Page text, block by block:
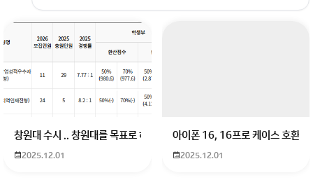
회원가입 혹은 광고 [X]를 누르면 내용이 보입니다
창원대 수시 .. 창원대를 목표로 하고 있는 09년생입니다 지금 제 내신이 5
2025.12.01
아이폰 16, 16프로 케이스 호환
2025.12.01